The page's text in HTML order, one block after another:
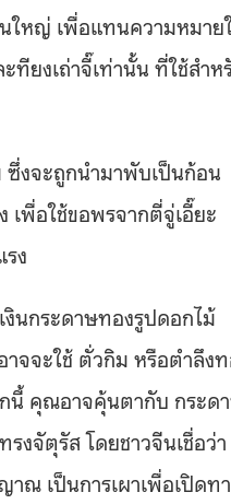
นใหญ่ เพื่อแทนความหมาย
ทียงเถ่าจี๊เท่านั้น ที่ใช้สำห
ซึ่งจะถูกนำมาพับเป็นก้อน
เพื่อใช้ขอพรจากตี่จู่เอี๊ยะ
ง
นกระดาษทองรูปดอกไม้
จจะใช้ ตั่วกิม หรือตำลึง
กนี้ คุณอาจคุ้นตากับ กระด
งจัตุรัส โดยชาวจีนเชื่อว่า
เป็นการเผาเพื่อเปิดท